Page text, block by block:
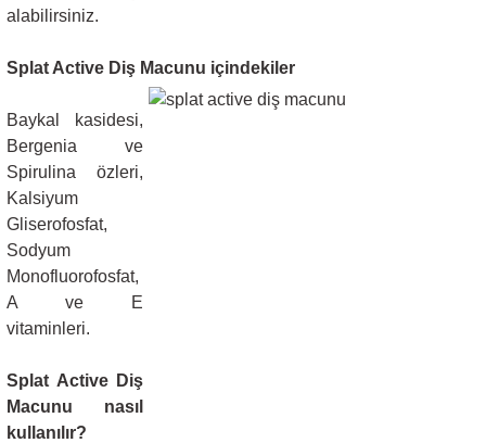
alabilirsiniz.
Splat Active Diş Macunu içindekiler
Baykal kasidesi,
Bergenia ve
Spirulina özleri,
Kalsiyum
Gliserofosfat,
Sodyum
Monofluorofosfat,
A ve E
vitaminleri.
Splat Active Diş
Macunu nasıl
kullanılır?